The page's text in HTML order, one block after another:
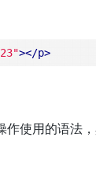
></p>
作使用的语法